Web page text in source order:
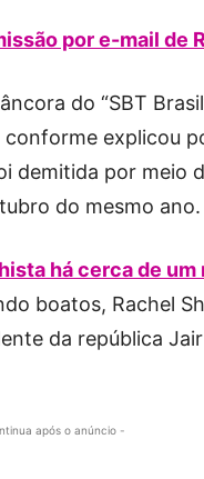
por e-mail de
do “SBT
explicou
demitida por meio
do mesmo ano.
há cerca de um
boatos, Rachel
da república
após o anúncio -